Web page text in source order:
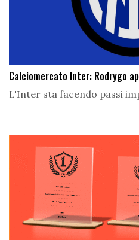
Calciomercato Inter: Rodrygo
L'Inter sta facendo passi